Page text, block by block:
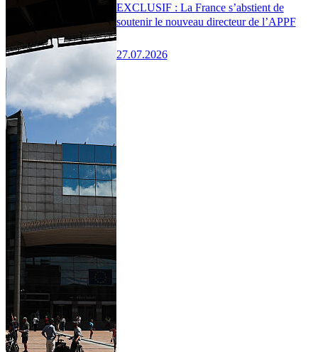
EXCLUSIF : La France s’abstient de
soutenir le nouveau directeur de l’APPF
27.07.2026